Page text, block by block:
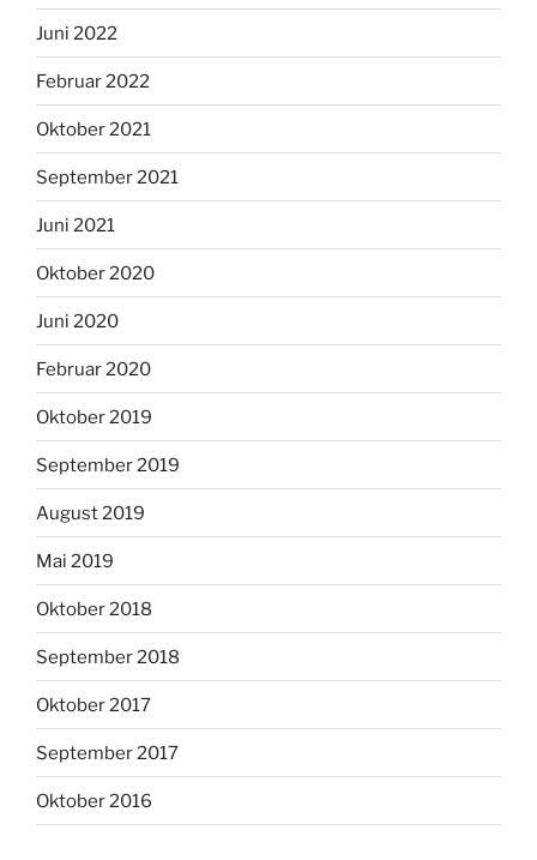
Juni 2022
Februar 2022
Oktober 2021
September 2021
Juni 2021
Oktober 2020
Juni 2020
Februar 2020
Oktober 2019
September 2019
August 2019
Mai 2019
Oktober 2018
September 2018
Oktober 2017
September 2017
Oktober 2016